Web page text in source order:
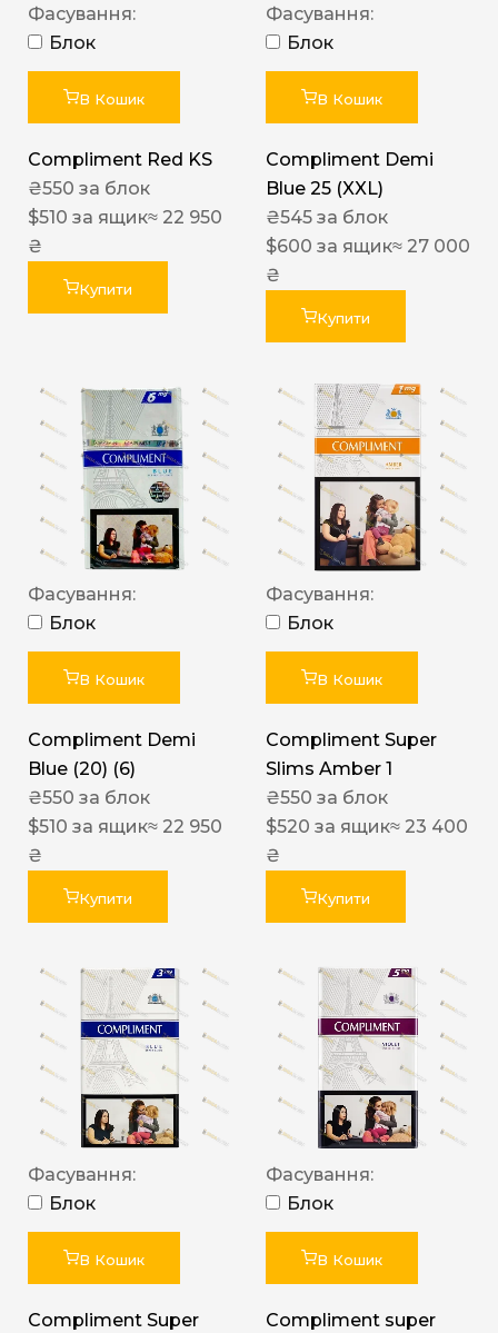
Фасування:
Блок
В Кошик
Compliment Red KS
₴550 за блок
$510 за ящик≈ 22 950
₴
Купити
Фасування:
Блок
В Кошик
Compliment Demi
Blue 25 (XXL)
₴545 за блок
$600 за ящик≈ 27 000
₴
Купити
Фасування:
Блок
В Кошик
Compliment Demi
Blue (20) (6)
₴550 за блок
$510 за ящик≈ 22 950
₴
Купити
Фасування:
Блок
В Кошик
Compliment Super
Slims Amber 1
₴550 за блок
$520 за ящик≈ 23 400
₴
Купити
Фасування:
Блок
В Кошик
Compliment Super
Фасування:
Блок
В Кошик
Compliment super